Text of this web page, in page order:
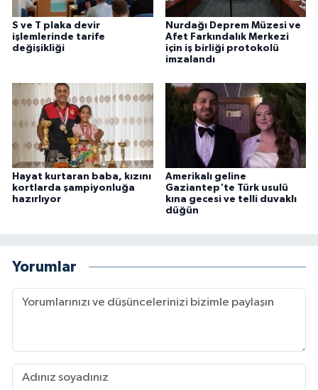
S ve T plaka devir
işlemlerinde tarife
değişikliği
Nurdağı Deprem Müzesi ve
Afet Farkındalık Merkezi
için iş birliği protokolü
imzalandı
Hayat kurtaran baba, kızını
kortlarda şampiyonluğa
hazırlıyor
Amerikalı geline
Gaziantep'te Türk usulü
kına gecesi ve telli duvaklı
düğün
Yorumlar